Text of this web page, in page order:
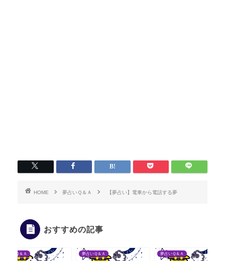
HOME 夢占いＱ＆Ａ 【夢占い】電車から電話する夢
おすすめの記事
夢占いＱ＆Ａ 夢占いＱ＆Ａ 夢占いＱ＆Ａ